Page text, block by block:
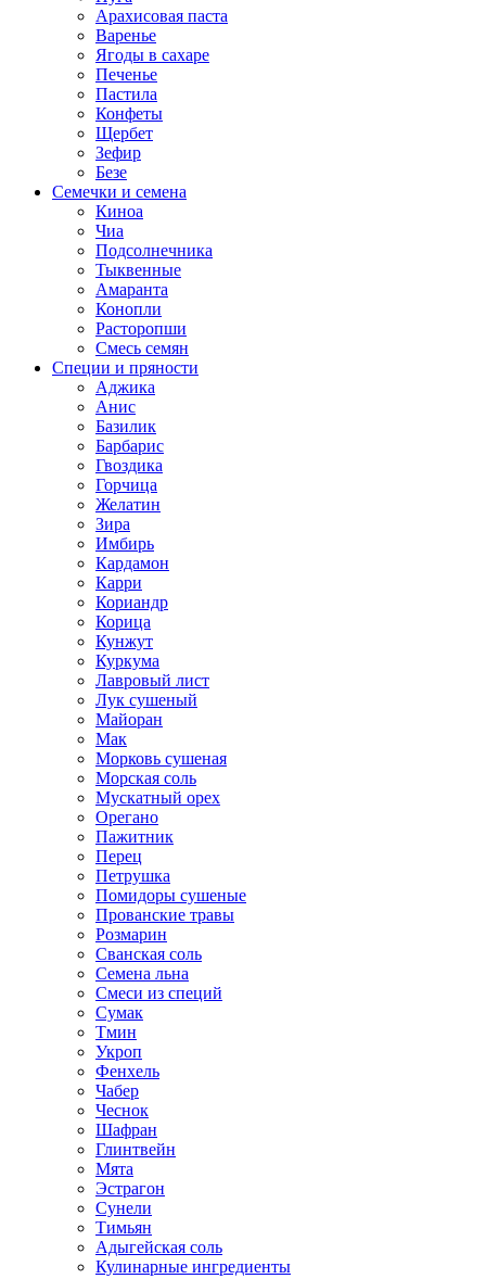
Арахисовая паста
Варенье
Ягоды в сахаре
Печенье
Пастила
Конфеты
Щербет
Зефир
Безе
Семечки и семена
Киноа
Чиа
Подсолнечника
Тыквенные
Амаранта
Конопли
Расторопши
Смесь семян
Специи и пряности
Аджика
Анис
Базилик
Барбарис
Гвоздика
Горчица
Желатин
Зира
Имбирь
Кардамон
Карри
Кориандр
Корица
Кунжут
Куркума
Лавровый лист
Лук сушеный
Майоран
Мак
Морковь сушеная
Морская соль
Мускатный орех
Орегано
Пажитник
Перец
Петрушка
Помидоры сушеные
Прованские травы
Розмарин
Сванская соль
Семена льна
Смеси из специй
Сумак
Тмин
Укроп
Фенхель
Чабер
Чеснок
Шафран
Глинтвейн
Мята
Эстрагон
Сунели
Тимьян
Адыгейская соль
Кулинарные ингредиенты